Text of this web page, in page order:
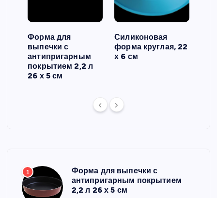
Форма для
выпечки с
антипригарным
покрытием 2,2 л
26 х 5 см
Силиконовая
форма круглая, 22
х 6 см
1
Форма для выпечки с
антипригарным покрытием
2,2 л 26 х 5 см